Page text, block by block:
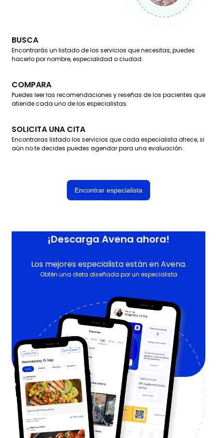
BUSCA
Encontrarás un listado de los servicios que necesitas, puedes
hacerlo por nombre, especialidad o ciudad.
COMPARA
Puedes leer las recomendaciones y reseñas de los pacientes que
atiende cada uno de los especialistas.
SOLICITA UNA CITA
Encontraras listado los servicios que cada especialista ofrece, si
aún no te decides puedes agendar para una evaluación.
Encontrar especialista
¡Descarga Avena ahora!
Los mejores especialista están en Avena.
Obtén una dieta diseñada por un especialista